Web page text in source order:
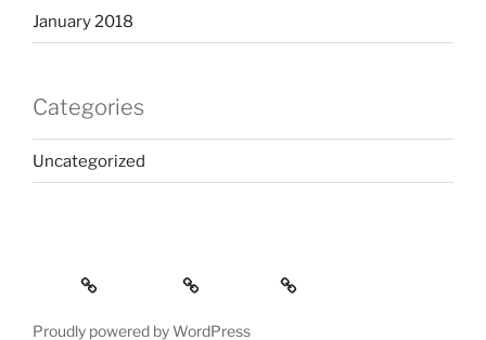
January 2018
Categories
Uncategorized
Home Services Contact
Proudly powered by WordPress